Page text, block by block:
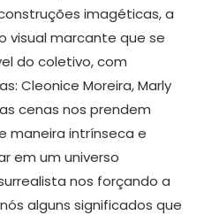
imagéticas, a
visual marcante que se
do coletivo, com
Cleonice Moreira, Marly
cenas nos prendem
maneira intrínseca e
em um universo
nos forçando a
alguns significados que